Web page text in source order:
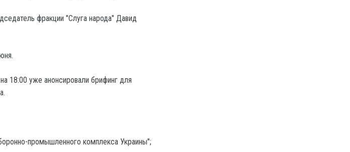
фракции "Слуга народа" Давид
18:00 уже анонсировали брифинг для
промышленного комплекса Украины";